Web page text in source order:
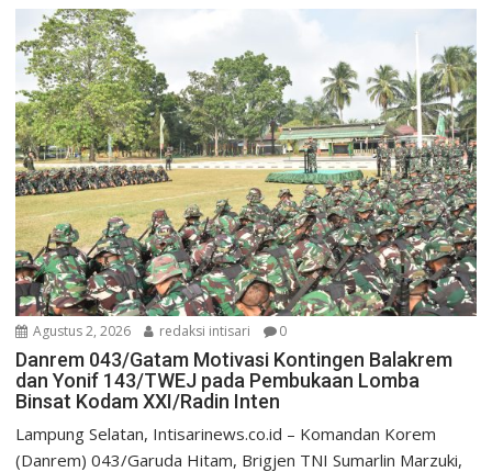
Agustus 2, 2026 redaksi intisari 0
Danrem 043/Gatam Motivasi Kontingen Balakrem
dan Yonif 143/TWEJ pada Pembukaan Lomba
Binsat Kodam XXI/Radin Inten
Lampung Selatan, Intisarinews.co.id – Komandan Korem
(Danrem) 043/Garuda Hitam, Brigjen TNI Sumarlin Marzuki,